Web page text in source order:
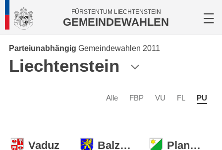
FÜRSTENTUM LIECHTENSTEIN
GEMEINDEWAHLEN
Parteiunabhängig Gemeindewahlen 2011
Liechtenstein
Alle FBP VU FL PU
Vaduz Balzers Planken